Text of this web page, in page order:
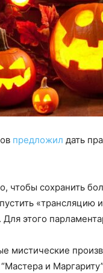
предложил дать
чтобы сохранить
этого
мистические
и